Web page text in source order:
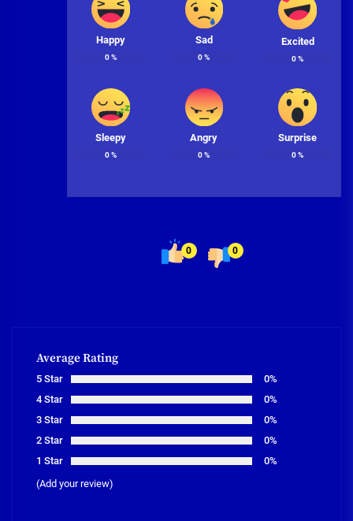
Happy
0%
Sad
0%
Excited
0%
Sleepy
0%
Angry
0%
Surprise
0%
0 0
Average Rating
5 Star
0%
4 Star
0%
3 Star
0%
2 Star
0%
1 Star
0%
(Add your review)